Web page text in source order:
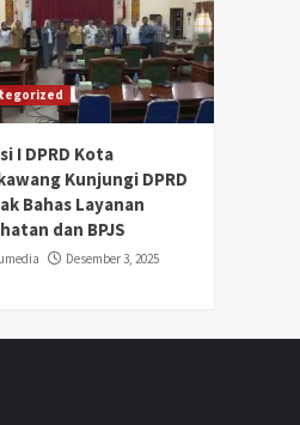
I DPRD Kota
Kunjungi DPRD
Bahas Layanan
dan BPJS
Desember 3, 2025